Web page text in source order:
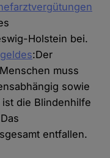
Holstein bei.
:Der
muss
sowie
die Blindenhilfe
entfallen.